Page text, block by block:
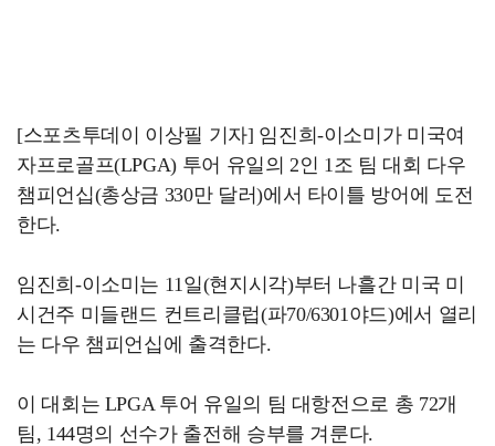
[스포츠투데이 이상필 기자] 임진희-이소미가 미국여
자프로골프(LPGA) 투어 유일의 2인 1조 팀 대회 다우
챔피언십(총상금 330만 달러)에서 타이틀 방어에 도전
한다.
임진희-이소미는 11일(현지시각)부터 나흘간 미국 미
시건주 미들랜드 컨트리클럽(파70/6301야드)에서 열리
는 다우 챔피언십에 출격한다.
이 대회는 LPGA 투어 유일의 팀 대항전으로 총 72개
팀, 144명의 선수가 출전해 승부를 겨룬다.